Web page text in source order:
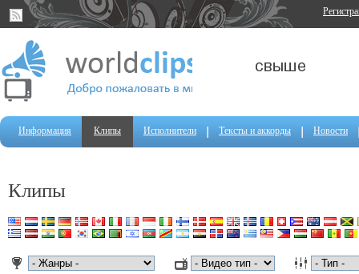
Информация Клипы Исполнители Тексты и аккорды Новости
Клипы